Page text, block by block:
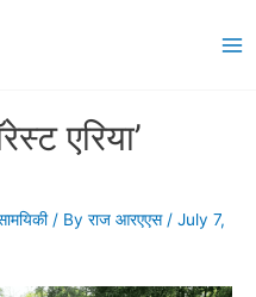
एरिया’
/ By राज आरएएस / July 7,